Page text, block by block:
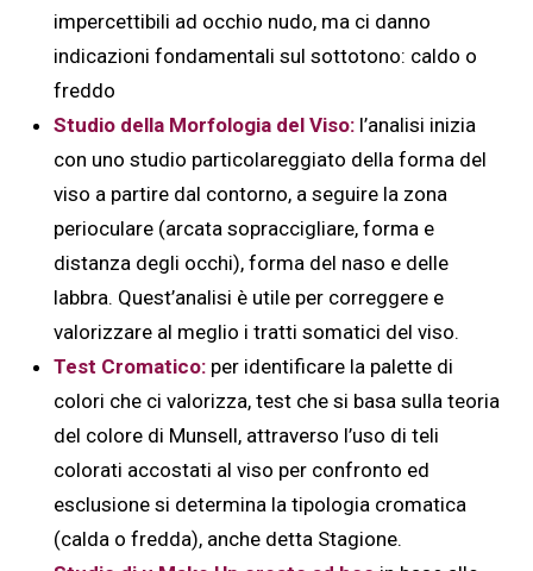
impercettibili ad occhio nudo, ma ci danno
indicazioni fondamentali sul sottotono: caldo o
freddo
Studio della Morfologia del Viso: l’analisi inizia
con uno studio particolareggiato della forma del
viso a partire dal contorno, a seguire la zona
perioculare (arcata sopraccigliare, forma e
distanza degli occhi), forma del naso e delle
labbra. Quest’analisi è utile per correggere e
valorizzare al meglio i tratti somatici del viso.
Test Cromatico: per identificare la palette di
colori che ci valorizza, test che si basa sulla teoria
del colore di Munsell, attraverso l’uso di teli
colorati accostati al viso per confronto ed
esclusione si determina la tipologia cromatica
(calda o fredda), anche detta Stagione.